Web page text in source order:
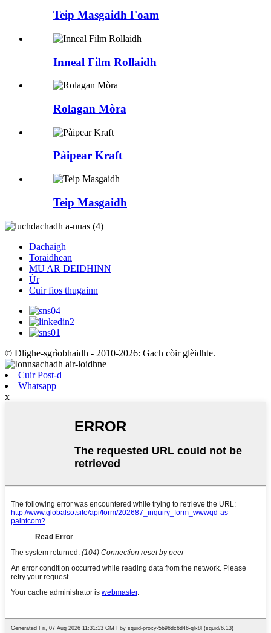
Teip Masgaidh Foam
Inneal Film Rollaidh
Rolagan Mòra
Pàipear Kraft
Teip Masgaidh
Dachaigh
Toraidhean
MU AR DEIDHINN
Ùr
Cuir fios thugainn
© Dlighe-sgrìobhaidh - 2010-2026: Gach còir glèidhte.
Cuir Post-d
Whatsapp
x